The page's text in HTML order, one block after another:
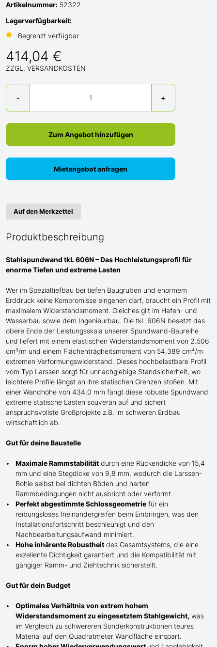
Artikelnummer: 52322
Lagerverfügbarkeit:
●
Begrenzt verfügbar
414,04 €
ZZGL. VERSANDKOSTEN
-
Menge
+
Zum Angebot hinzufügen
Mietangebot anfragen
Auf den Merkzettel
Produktbeschreibung
Stahlspundwand tkL 606N – Das Hochleistungsprofil für
enormeTiefen und extreme Lasten
Wer im Spezialtiefbau bei tiefen Baugruben und enormem
Erddruck keine Kompromisse eingehen darf, braucht ein Profil mit
maximalem Widerstandsmoment. Gleiches gilt im Hafen- und
Wasserbau sowie dem Ingenieurbau. Die tkL 606N besetzt das
obere Ende der Leistungsskala unserer Spundwand-Baureihe
und liefert mit einem elastischen Widerstandsmoment von 2.506
cm³/m und einem Flächenträgheitsmoment von 54.389 cm⁴/m
extremen Verformungswiderstand. Dieses hochbelastbare Profil
vom Typ Larssen sorgt für unnachgiebige Standsicherheit, wo
leichtere Profile längst an ihre statischen Grenzen stoßen. Mit
einer Wandhöhe von 434,0 mm fängt diese robuste Spundwand
extreme statische Lasten souverän auf und sichert
anspruchsvollste Großprojekte z.B. im schweren Erdbau
wirtschaftlich ab.
Gut für deine Baustelle
Maximale Rammstabilität durch eine Rückendicke von 15,4
mm und eine Stegdicke von 9,8 mm, wodurch die Larssen-
Bohle selbst bei dichten Böden und harten
Rammbedingungen nicht ausbricht oder verformt.
Perfekt abgestimmte Schlossgeometrie für ein
reibungsloses Ineinandergreifen beim Einbringen, was den
Installationsfortschritt beschleunigt und den
Nachbearbeitungsaufwand minimiert.
Hohe inhärente Robustheit des Gesamtsystems, die eine
exzellente Dichtigkeit garantiert und die Kompatibilität mit
gängiger Ramm- und Ziehtechnik sicherstellt.
Gut für dein Budget
Optimales Verhältnis von extrem hohem
Widerstandsmoment zu eingesetztem Stahlgewicht, was
im Vergleich zu schwereren Sonderkonstruktionen teures
Material auf den Quadratmeter Wandfläche einspart.